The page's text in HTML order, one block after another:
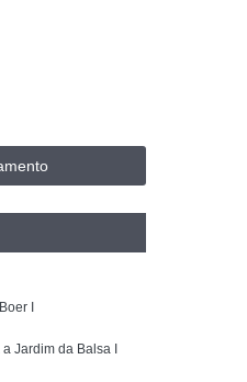
de Passageiros
e Moto
Carro e Moto
I
Jardim da Balsa I